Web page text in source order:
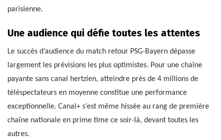
parisienne.
Une audience qui défie toutes les attentes
Le succès d’audience du match retour PSG-Bayern dépasse
largement les prévisions les plus optimistes. Pour une chaîne
payante sans canal hertzien, atteindre près de 4 millions de
téléspectateurs en moyenne constitue une performance
exceptionnelle. Canal+ s’est même hissée au rang de première
chaîne nationale en prime time ce soir-là, devant toutes les
autres.